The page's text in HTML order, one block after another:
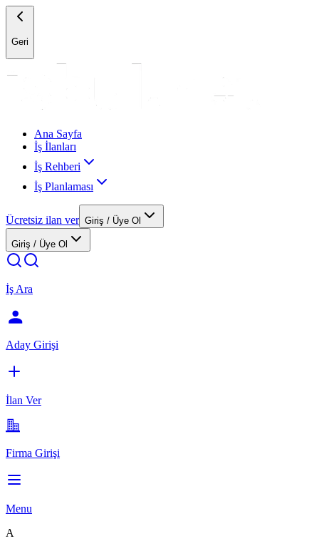
Geri
Ana Sayfa
İş İlanları
İş Rehberi
İş Planlaması
Ücretsiz ilan ver Giriş / Üye Ol
Giriş / Üye Ol
İş Ara
Aday Girişi
İlan Ver
Firma Girişi
Menu
A